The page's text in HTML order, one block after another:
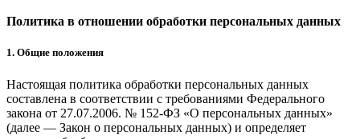
Политика в отношении обработки персональных данных
1. Общие положения
Настоящая политика обработки персональных данных
составлена в соответствии с требованиями Федерального
закона от 27.07.2006. № 152-ФЗ «О персональных данных»
(далее — Закон о персональных данных) и определяет